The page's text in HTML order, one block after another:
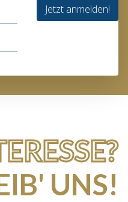
Jetzt anmelden!
UNS!